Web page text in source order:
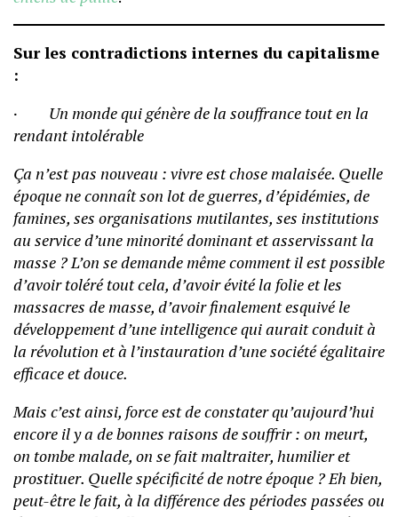
Sur les contradictions internes du capitalisme
:
· Un monde qui génère de la souffrance tout en la
rendant intolérable
Ça n’est pas nouveau : vivre est chose malaisée. Quelle
époque ne connaît son lot de guerres, d’épidémies, de
famines, ses organisations mutilantes, ses institutions
au service d’une minorité dominant et asservissant la
masse ? L’on se demande même comment il est possible
d’avoir toléré tout cela, d’avoir évité la folie et les
massacres de masse, d’avoir finalement esquivé le
développement d’une intelligence qui aurait conduit à
la révolution et à l’instauration d’une société égalitaire
efficace et douce.
Mais c’est ainsi, force est de constater qu’aujourd’hui
encore il y a de bonnes raisons de souffrir : on meurt,
on tombe malade, on se fait maltraiter, humilier et
prostituer. Quelle spécificité de notre époque ? Eh bien,
peut-être le fait, à la différence des périodes passées ou